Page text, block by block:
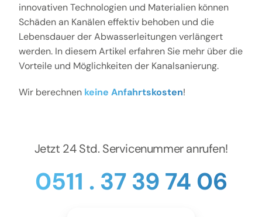
innovativen Technologien und Materialien können
Schäden an Kanälen effektiv behoben und die
Lebensdauer der Abwasserleitungen verlängert
werden. In diesem Artikel erfahren Sie mehr über die
Vorteile und Möglichkeiten der Kanalsanierung.
Wir berechnen keine Anfahrtskosten!
Jetzt 24 Std. Servicenummer anrufen!
0511 . 37 39 74 06